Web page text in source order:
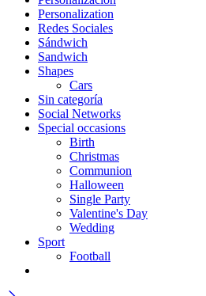
Personalization
Redes Sociales
Sándwich
Sandwich
Shapes
Cars
Sin categoría
Social Networks
Special occasions
Birth
Christmas
Communion
Halloween
Single Party
Valentine's Day
Wedding
Sport
Football